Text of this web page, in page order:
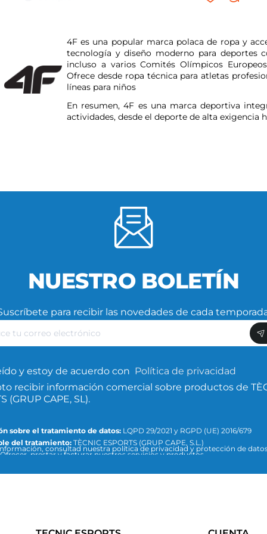
4F es una popular marca polaca de ropa y
tecnología y diseño moderno para deportes
incluso a varios Comités Olímpicos
Ofrece desde ropa técnica para atletas
líneas para niños
En resumen, 4F es una marca deportiva
actividades, desde el deporte de alta exigencia
NUESTRO BOLETÍN
para recibir las novedades de cada
y estoy de acuerdo con Política de privacidad
recibir información comercial sobre productos de
(GRUP CAPE, SL).
sobre el tratamiento de datos: LQPD 29/2021 y RGPD (UE) 2016/679
del tratamiento:
TÈCNIC ESPORTS (GRUP CAPE, S.L.)
Ofrecer, prestar y facturar nuestros servicios y productos.
consultad nuestra política de privacidad y protección de